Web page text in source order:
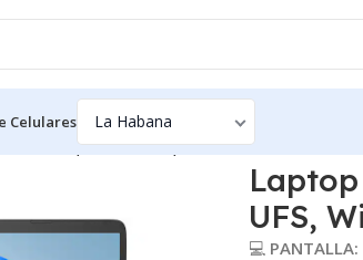
Celulares
RAM, 128GB UFS, Windows 11 Home
Laptop
UFS,
💻 PANTALLA: